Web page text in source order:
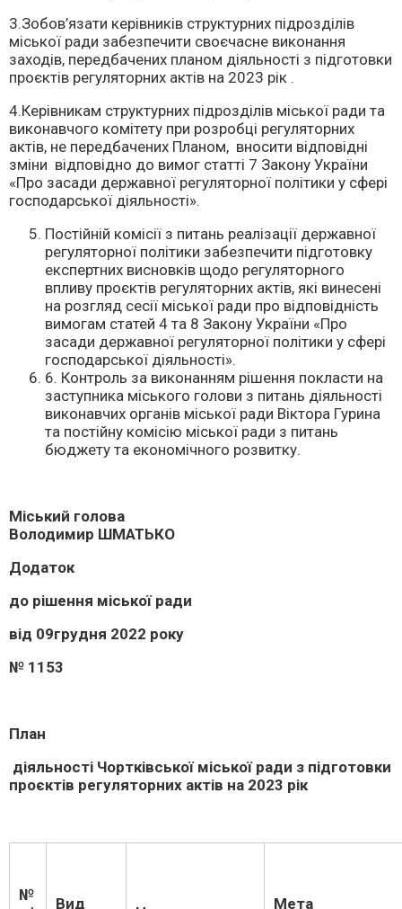
3.Зобов’язати керівників структурних підрозділів
міської ради забезпечити своєчасне виконання
заходів, передбачених планом діяльності з підготовки
проєктів регуляторних актів на 2023 рік .
4.Керівникам структурних підрозділів міської ради та
виконавчого комітету при розробці регуляторних
актів, не передбачених Планом, вносити відповідні
зміни відповідно до вимог статті 7 Закону України
«Про засади державної регуляторної політики у сфері
господарської діяльності».
Постійній комісії з питань реалізації державної
регуляторної політики забезпечити підготовку
експертних висновків щодо регуляторного
впливу проєктів регуляторних актів, які винесені
на розгляд сесії міської ради про відповідність
вимогам статей 4 та 8 Закону України «Про
засади державної регуляторної політики у сфері
господарської діяльності».
6. Контроль за виконанням рішення покласти на
заступника міського голови з питань діяльності
виконавчих органів міської ради Віктора Гурина
та постійну комісію міської ради з питань
бюджету та економічного розвитку.
Міський голова
Володимир ШМАТЬКО
Додаток
до рішення міської ради
від 09грудня 2022 року
№ 1153
План
діяльності Чортківської міської ради з підготовки
проєктів регуляторних актів на 2023 рік
№
Вид Мета